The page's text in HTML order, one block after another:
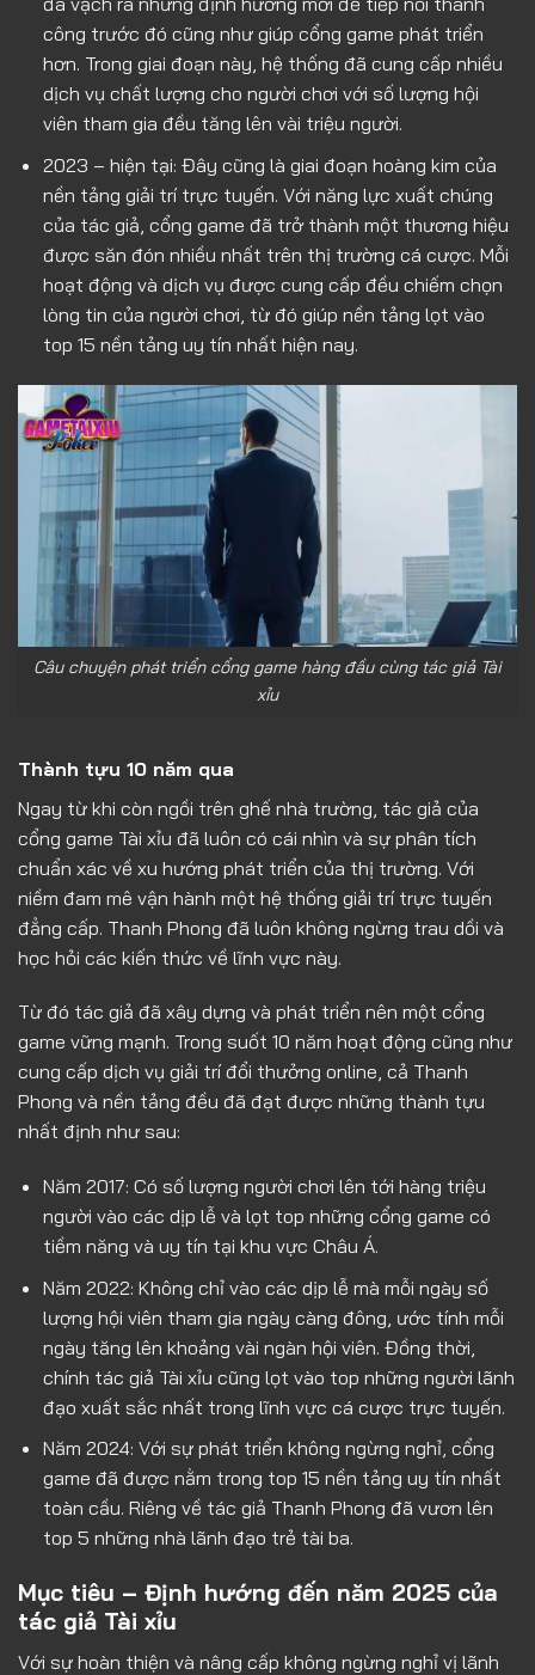
công trước đó cũng như giúp cổng game phát triển
hơn. Trong giai đoạn này, hệ thống đã cung cấp nhiều
dịch vụ chất lượng cho người chơi với số lượng hội
viên tham gia đều tăng lên vài triệu người.
2023 – hiện tại: Đây cũng là giai đoạn hoàng kim của
nền tảng giải trí trực tuyến. Với năng lực xuất chúng
của tác giả, cổng game đã trở thành một thương hiệu
được săn đón nhiều nhất trên thị trường cá cược. Mỗi
hoạt động và dịch vụ được cung cấp đều chiếm chọn
lòng tin của người chơi, từ đó giúp nền tảng lọt vào
top 15 nền tảng uy tín nhất hiện nay.
Câu chuyện phát triển cổng game hàng đầu cùng tác giả Tài
xỉu
Thành tựu 10 năm qua
Ngay từ khi còn ngồi trên ghế nhà trường, tác giả của
cổng game Tài xỉu đã luôn có cái nhìn và sự phân tích
chuẩn xác về xu hướng phát triển của thị trường. Với
niềm đam mê vận hành một hệ thống giải trí trực tuyến
đẳng cấp. Thanh Phong đã luôn không ngừng trau dồi và
học hỏi các kiến thức về lĩnh vực này.
Từ đó tác giả đã xây dựng và phát triển nên một cổng
game vững mạnh. Trong suốt 10 năm hoạt động cũng như
cung cấp dịch vụ giải trí đổi thưởng online, cả Thanh
Phong và nền tảng đều đã đạt được những thành tựu
nhất định như sau:
Năm 2017: Có số lượng người chơi lên tới hàng triệu
người vào các dịp lễ và lọt top những cổng game có
tiềm năng và uy tín tại khu vực Châu Á.
Năm 2022: Không chỉ vào các dịp lễ mà mỗi ngày số
lượng hội viên tham gia ngày càng đông, ước tính mỗi
ngày tăng lên khoảng vài ngàn hội viên. Đồng thời,
chính tác giả Tài xỉu cũng lọt vào top những người lãnh
đạo xuất sắc nhất trong lĩnh vực cá cược trực tuyến.
Năm 2024: Với sự phát triển không ngừng nghỉ, cổng
game đã được nằm trong top 15 nền tảng uy tín nhất
toàn cầu. Riêng về tác giả Thanh Phong đã vươn lên
top 5 những nhà lãnh đạo trẻ tài ba.
Mục tiêu – Định hướng đến năm 2025 của
tác giả Tài xỉu
Với sự hoàn thiện và nâng cấp không ngừng nghỉ vị lãnh